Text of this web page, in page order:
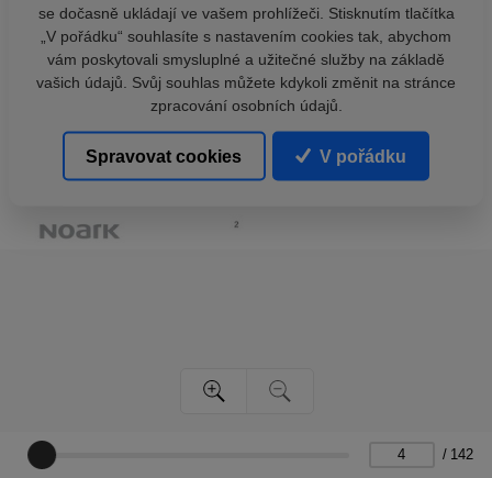
/ 142
se dočasně ukládají ve vašem prohlížeči. Stisknutím tlačítka
„V pořádku“ souhlasíte s nastavením cookies tak, abychom
vám poskytovali smysluplné a užitečné služby na základě
vašich údajů. Svůj souhlas můžete kdykoli změnit na stránce
zpracování osobních údajů.
Spravovat cookies V pořádku